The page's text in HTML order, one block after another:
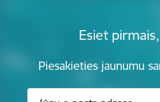
Esiet
Piesakieties jaunumu